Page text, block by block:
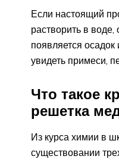
Если настоящий
растворить в воде,
появляется
увидеть примеси,
Что такое
решетка
Из курса химии в
существовании